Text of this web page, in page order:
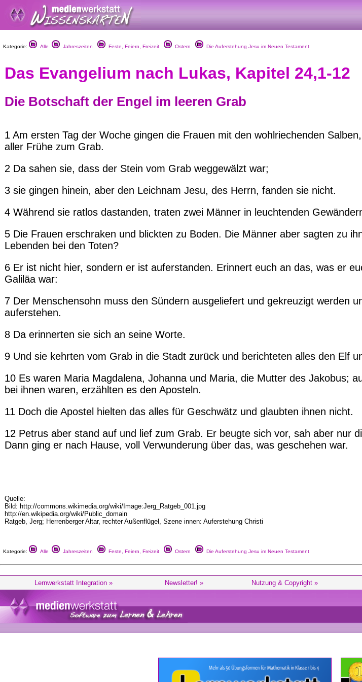
Kategorie: Alle Jahreszeiten Feste, Feiern, Freizeit Ostern Die Auferstehung Jesu im Neuen Testament
Das Evangelium nach Lukas, Kapitel 24,1-12
Die Botschaft der Engel im leeren Grab
1 Am ersten Tag der Woche gingen die Frauen mit den wohlriechenden
aller Frühe zum Grab.
2 Da sahen sie, dass der Stein vom Grab weggewälzt war;
3 sie gingen hinein, aber den Leichnam Jesu, des Herrn, fanden sie nicht.
4 Während sie ratlos dastanden, traten zwei Männer in leuchtenden
5 Die Frauen erschraken und blickten zu Boden. Die Männer aber sagten zu
Lebenden bei den Toten?
6 Er ist nicht hier, sondern er ist auferstanden. Erinnert euch an das, was er
Galiläa war:
7 Der Menschensohn muss den Sündern ausgeliefert und gekreuzigt werden
auferstehen.
8 Da erinnerten sie sich an seine Worte.
9 Und sie kehrten vom Grab in die Stadt zurück und berichteten alles den Elf
10 Es waren Maria Magdalena, Johanna und Maria, die Mutter des Jakobus;
bei ihnen waren, erzählten es den Aposteln.
11 Doch die Apostel hielten das alles für Geschwätz und glaubten ihnen nicht.
12 Petrus aber stand auf und lief zum Grab. Er beugte sich vor, sah aber nur
Dann ging er nach Hause, voll Verwunderung über das, was geschehen war.
Quelle:
Bild: http://commons.wikimedia.org/wiki/Image:Jerg_Ratgeb_001.jpg
http://en.wikipedia.org/wiki/Public_domain
Ratgeb, Jerg; Herrenberger Altar, rechter Außenflügel, Szene innen: Auferstehung Christi
Kategorie: Alle Jahreszeiten Feste, Feiern, Freizeit Ostern Die Auferstehung Jesu im Neuen Testament
Lernwerkstatt Integration » Newsletter! » Nutzung & Copyright »